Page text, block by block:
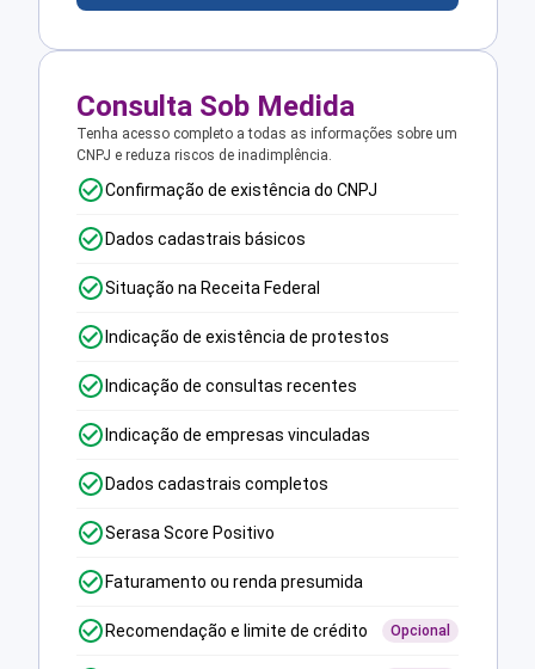
Consulta Sob Medida
Tenha acesso completo a todas as informações sobre um
CNPJ e reduza riscos de inadimplência.
Confirmação de existência do CNPJ
Dados cadastrais básicos
Situação na Receita Federal
Indicação de existência de protestos
Indicação de consultas recentes
Indicação de empresas vinculadas
Dados cadastrais completos
Serasa Score Positivo
Faturamento ou renda presumida
Recomendação e limite de crédito Opcional